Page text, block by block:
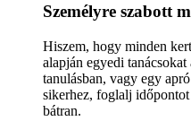
Személyre szabott
Hiszem, hogy minden
alapján egyedi
tanulásban, vagy egy
sikerhez, foglalj
bátran.